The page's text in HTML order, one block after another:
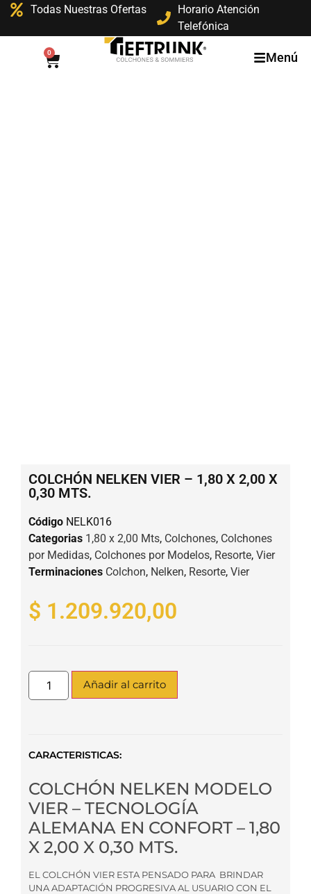
Todas Nuestras Ofertas
Horario Atención
Telefónica
0 Menú
COLCHÓN NELKEN VIER – 1,80 X 2,00 X
0,30 MTS.
Código NELK016
Categorias 1,80 x 2,00 Mts, Colchones, Colchones
por Medidas, Colchones por Modelos, Resorte, Vier
Terminaciones Colchon, Nelken, Resorte, Vier
$ 1.209.920,00
Añadir al carrito
CARACTERISTICAS:
COLCHÓN NELKEN MODELO
VIER – TECNOLOGÍA
ALEMANA EN CONFORT – 1,80
X 2,00 X 0,30 MTS.
EL COLCHÓN VIER ESTA PENSADO PARA BRINDAR
UNA ADAPTACIÓN PROGRESIVA AL USUARIO CON EL